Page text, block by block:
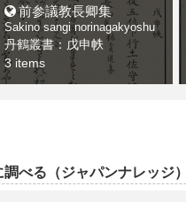
前参議教長卿集
Sakino sangi norinagakyoshu
丹鶴叢書：戊申帙
3 items
べる（ジャパンナレッジ）